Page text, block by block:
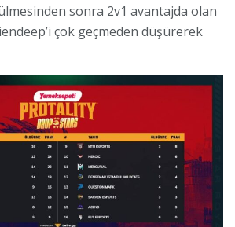
sonra 2v1 avantajda olan
çok geçmeden düşürerek